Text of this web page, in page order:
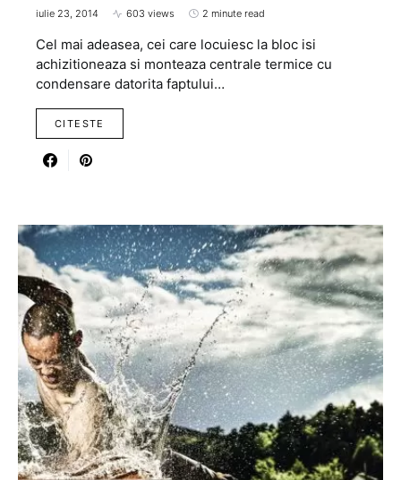
iulie 23, 2014 603 views 2 minute read
Cel mai adeasea, cei care locuiesc la bloc isi
achizitioneaza si monteaza centrale termice cu
condensare datorita faptului…
CITESTE